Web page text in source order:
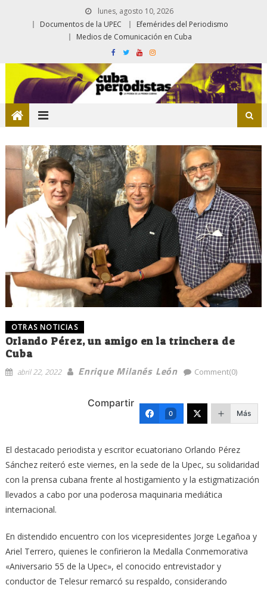
lunes, agosto 10, 2026
Documentos de la UPEC
Efemérides del Periodismo
Medios de Comunicación en Cuba
OTRAS NOTICIAS
Orlando Pérez, un amigo en la trinchera de
Cuba
abril 22, 2022 Enrique Milanés León Comment(0)
Compartir
0 Más
El destacado periodista y escritor ecuatoriano Orlando Pérez
Sánchez reiteró este viernes, en la sede de la Upec, su solidaridad
con la prensa cubana frente al hostigamiento y la estigmatización
llevados a cabo por una poderosa maquinaria mediática
internacional.
En distendido encuentro con los vicepresidentes Jorge Legañoa y
Ariel Terrero, quienes le confirieron la Medalla Conmemorativa
«Aniversario 55 de la Upec», el conocido entrevistador y
conductor de Telesur remarcó su respaldo, considerando